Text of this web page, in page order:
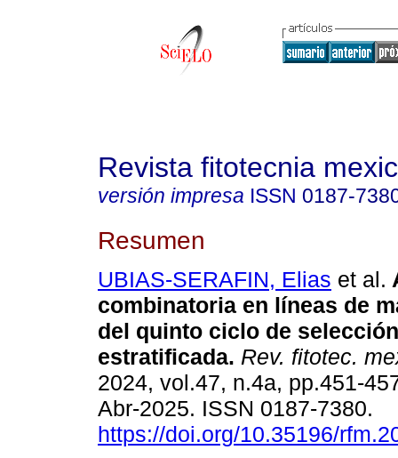
Revista fitotecnia
versión impresa ISSN 0187-
Resumen
UBIAS-SERAFIN, Elias et al.
combinatoria en líneas de
del quinto ciclo de
estratificada. Rev. fitotec.
2024, vol.47, n.4a, pp.451-
Abr-2025. ISSN 0187-7380.
https://doi.org/10.35196/